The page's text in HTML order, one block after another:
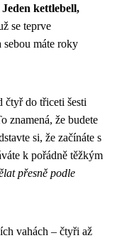
Jeden kettlebell,
se teprve
sebou máte roky
čtyř do třiceti šesti
znamená, že budete
si, že začínáte s
k pořádně těžkým
přesně podle
vahách – čtyři až